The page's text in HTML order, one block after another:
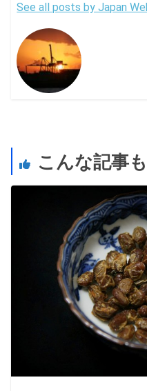
See all posts by Japan
こんな記事